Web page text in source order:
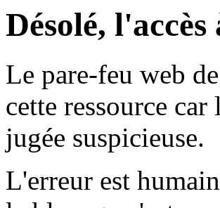
Désolé,
Le pare-feu web
cette ressource
jugée suspicieuse.
L'erreur est